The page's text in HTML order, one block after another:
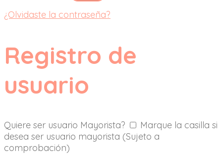
¿Olvidaste la contraseña?
Registro de
usuario
Quiere ser usuario Mayorista?
Marque la casilla si
desea ser usuario mayorista (Sujeto a
comprobación)